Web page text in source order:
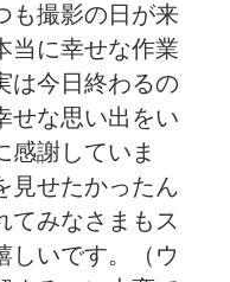
も撮影の日が来
当に幸せな作業
は今日終わるの
せな思い出をい
感謝していま
見せたかったん
てみなさまもス
しいです。（ウ